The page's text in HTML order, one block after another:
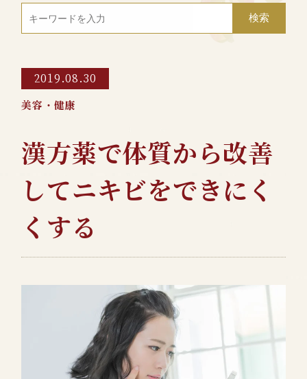
2019.08.30
美容・健康
漢方薬で体質から改善
してニキビをできにく
くする